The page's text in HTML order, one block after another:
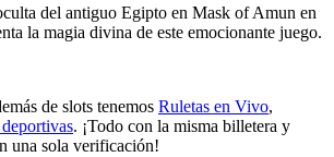
del antiguo Egipto en Mask of Amun en
la magia divina de este emocionante juego.
de slots tenemos Ruletas en Vivo,
deportivas. ¡Todo con la misma billetera y
una sola verificación!